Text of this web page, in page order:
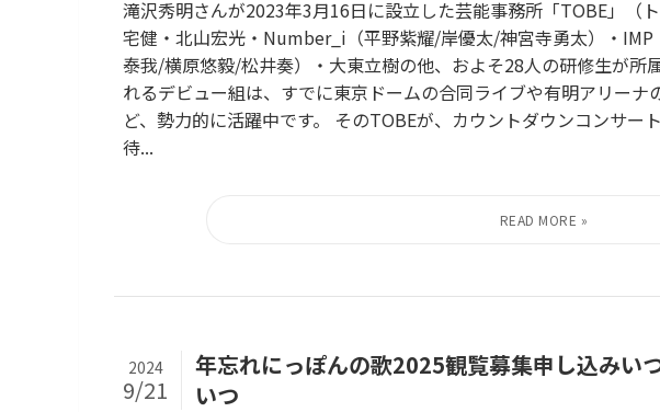
滝沢秀明さんが2023年3月16日に設立した芸能事務所「TOBE」（
宅健・北山宏光・Number_i（平野紫耀/岸優太/神宮寺勇太）・
泰我/横原悠毅/松井奏）・大東立樹の他、およそ28人の研修生が所
れるデビュー組は、すでに東京ドームの合同ライブや有明アリー
ど、勢力的に活躍中です。 そのTOBEが、カウントダウンコンサー
待...
年忘れにっぽんの歌2025観覧募集申し込みい
いつ
2024
9/21